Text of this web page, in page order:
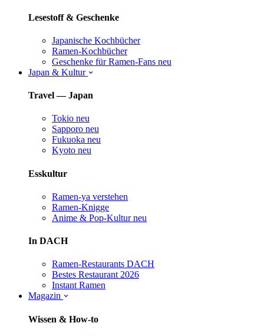
Lesestoff & Geschenke
Japanische Kochbücher
Ramen-Kochbücher
Geschenke für Ramen-Fans neu
Japan & Kultur
Travel — Japan
Tokio neu
Sapporo neu
Fukuoka neu
Kyoto neu
Esskultur
Ramen-ya verstehen
Ramen-Knigge
Anime & Pop-Kultur neu
In DACH
Ramen-Restaurants DACH
Bestes Restaurant 2026
Instant Ramen
Magazin
Wissen & How-to